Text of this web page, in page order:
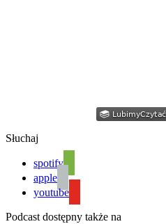
Słuchaj
spotify
apple
youtube
Podcast dostępny także na